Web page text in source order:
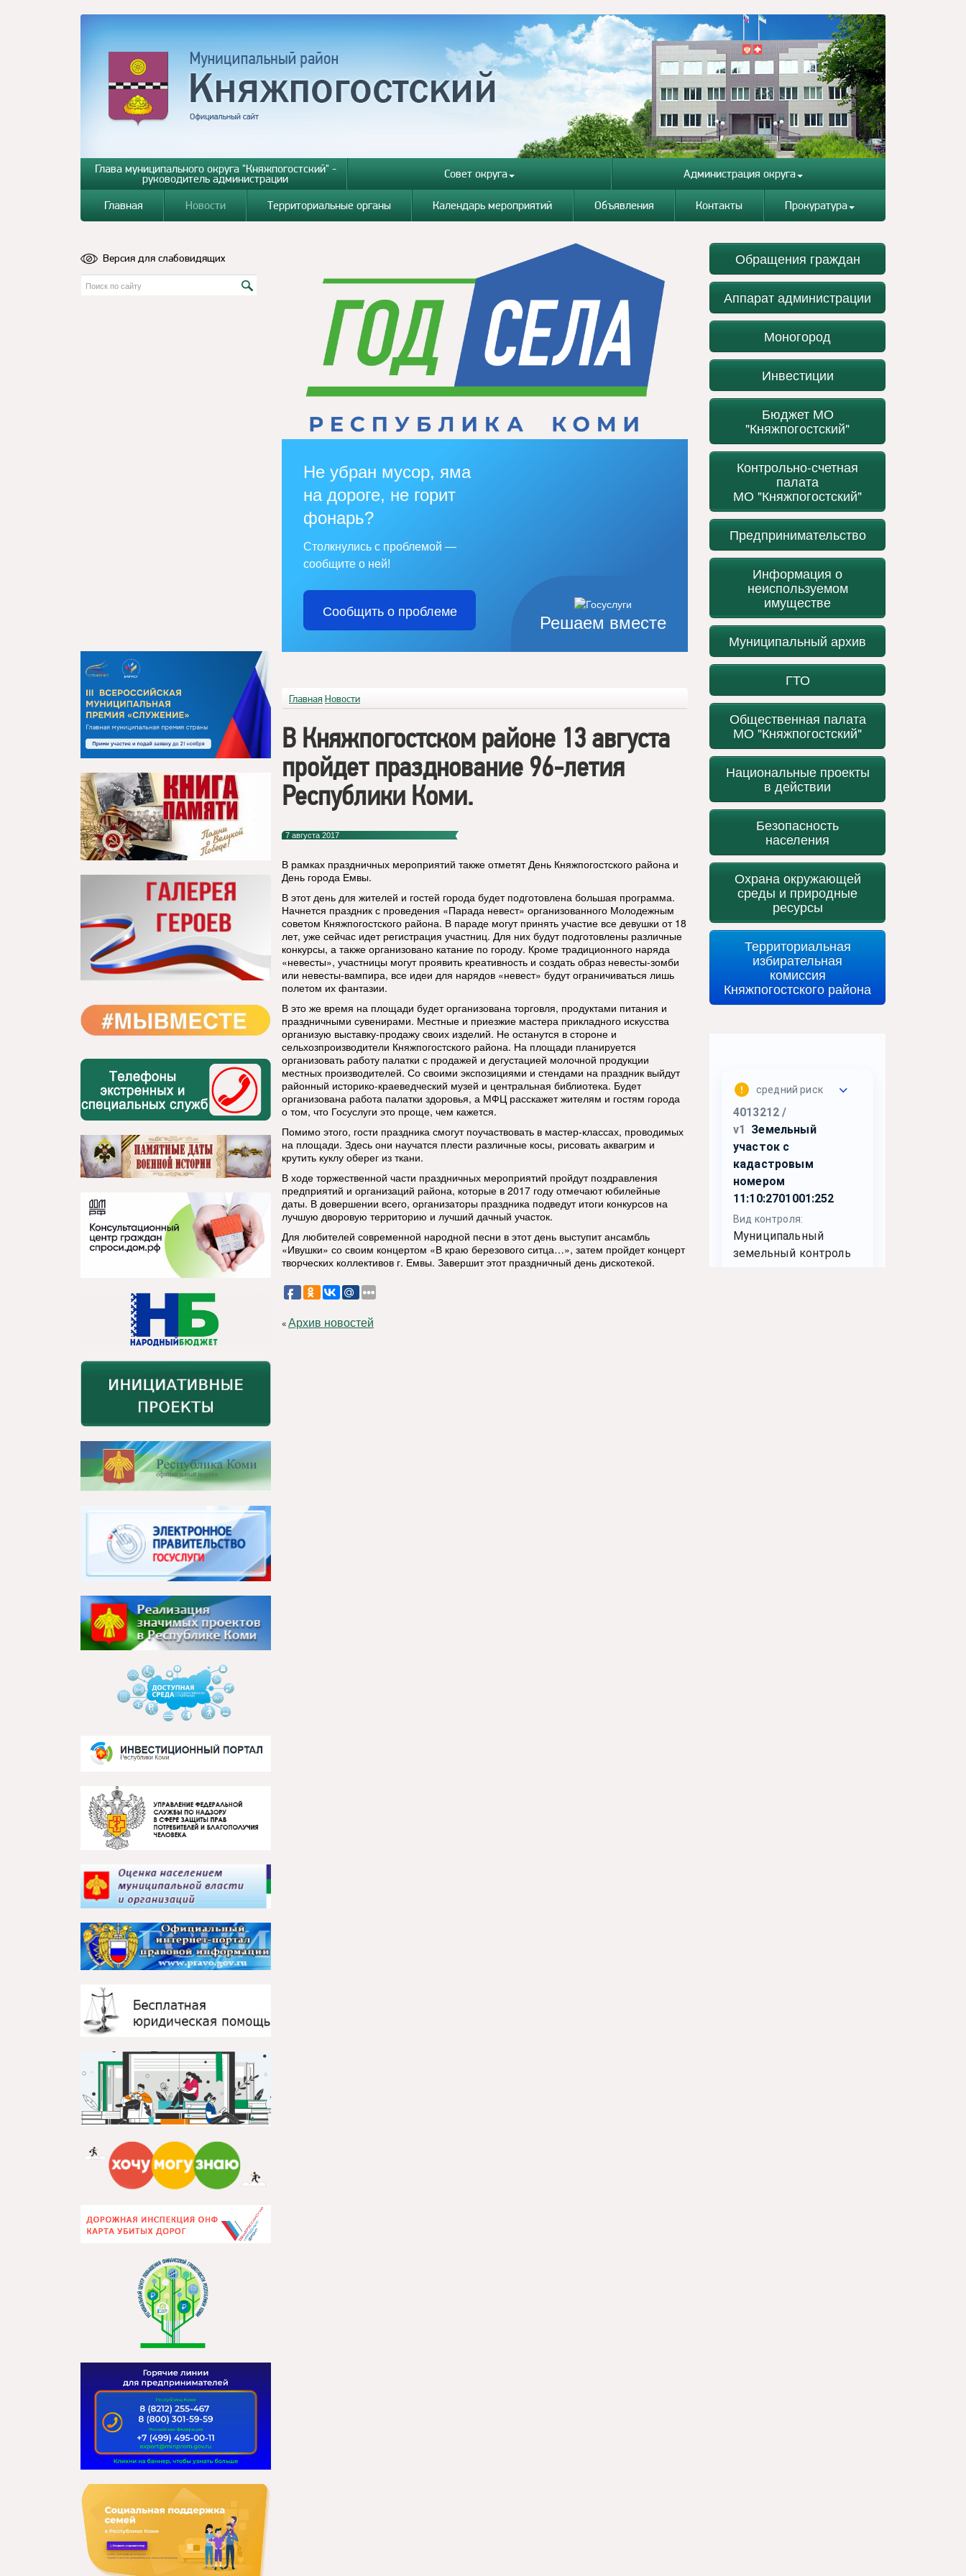
Глава муниципального округа "Княжпогостский" -
руководитель администрации Совет округа Администрация округа
Главная Новости Территориальные органы Календарь мероприятий Объявления Контакты Прокуратура
Версия для слабовидящих
Решаем вместе
Не убран мусор, яма
на дороге, не горит
фонарь?
Столкнулись с проблемой —
сообщите о ней!
Сообщить о проблеме
Главная Новости
В Княжпогостском районе 13 августа
пройдет празднование 96-летия
Республики Коми.
7 августа 2017
В рамках праздничных мероприятий также отметят День Княжпогостского района и
День города Емвы.
В этот день для жителей и гостей города будет подготовлена большая программа.
Начнется праздник с проведения «Парада невест» организованного Молодежным
советом Княжпогостского района. В параде могут принять участие все девушки от 18
лет, уже сейчас идет регистрация участниц. Для них будут подготовлены различные
конкурсы, а также организовано катание по городу. Кроме традиционного наряда
«невесты», участницы могут проявить креативность и создать образ невесты-зомби
или невесты-вампира, все идеи для нарядов «невест» будут ограничиваться лишь
полетом их фантазии.
В это же время на площади будет организована торговля, продуктами питания и
праздничными сувенирами. Местные и приезжие мастера прикладного искусства
организую выставку-продажу своих изделий. Не останутся в стороне и
сельхозпроизводители Княжпогостского района. На площади планируется
организовать работу палатки с продажей и дегустацией молочной продукции
местных производителей. Со своими экспозициями и стендами на праздник выйдут
районный историко-краеведческий музей и центральная библиотека. Будет
организована работа палатки здоровья, а МФЦ расскажет жителям и гостям города
о том, что Госуслуги это проще, чем кажется.
Помимо этого, гости праздника смогут поучаствовать в мастер-классах, проводимых
на площади. Здесь они научатся плести различные косы, рисовать аквагрим и
крутить куклу оберег из ткани.
В ходе торжественной части праздничных мероприятий пройдут поздравления
предприятий и организаций района, которые в 2017 году отмечают юбилейные
даты. В довершении всего, организаторы праздника подведут итоги конкурсов на
лучшую дворовую территорию и лучший дачный участок.
Для любителей современной народной песни в этот день выступит ансамбль
«Ивушки» со своим концертом «В краю березового ситца…», затем пройдет концерт
творческих коллективов г. Емвы. Завершит этот праздничный день дискотекой.
«Архив новостей
Обращения граждан
Аппарат администрации
Моногород
Инвестиции
Бюджет МО
"Княжпогостский"
Контрольно-счетная
палата
МО "Княжпогостский"
Предпринимательство
Информация о
неиспользуемом
имуществе
Муниципальный архив
ГТО
Общественная палата
МО "Княжпогостский"
Национальные проекты
в действии
Безопасность
населения
Охрана окружающей
среды и природные
ресурсы
Территориальная
избирательная
комиссия
Княжпогостского района